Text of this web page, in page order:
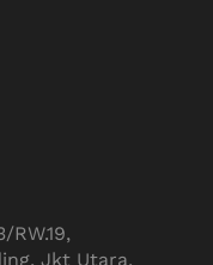
RW.19,
Jkt Utara,